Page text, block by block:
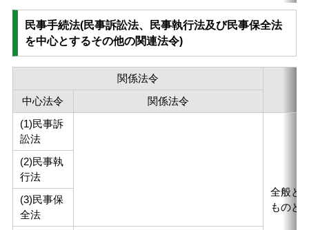
民事手続法(民事訴訟法、民事執行法及び民事保全法
を中心とするその他の関連法令)
関係法令
中心法令
関係法令
(1)民事訴
訟法
全般と
ものと
(2)民事執
行法
(3)民事保
全法